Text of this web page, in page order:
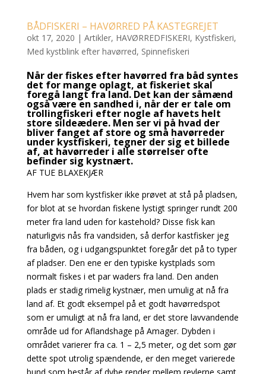
BÅDFISKERI – HAVØRRED PÅ KASTEGREJET
okt 17, 2020 | Artikler, HAVØRREDFISKERI, Kystfiskeri,
Med kystblink efter havørred, Spinnefiskeri
Når der fiskes efter havørred fra båd syntes
det for mange oplagt, at fiskeriet skal
foregå langt fra land. Det kan der såmænd
også være en sandhed i, når der er tale om
trollingfiskeri efter nogle af havets helt
store sildeædere. Men ser vi på hvad der
bliver fanget af store og små havørreder
under kystfiskeri, tegner der sig et billede
af, at havørreder i alle størrelser ofte
befinder sig kystnært.
AF TUE BLAXEKJÆR
Hvem har som kystfisker ikke prøvet at stå på pladsen,
for blot at se hvordan fiskene lystigt springer rundt 200
meter fra land uden for kastehold? Disse fisk kan
naturligvis nås fra vandsiden, så derfor kastfisker jeg
fra båden, og i udgangspunktet foregår det på to typer
af pladser. Den ene er den typiske kystplads som
normalt fiskes i et par waders fra land. Den anden
plads er stadig rimelig kystnær, men umulig at nå fra
land af. Et godt eksempel på et godt havørredspot
som er umuligt at nå fra land, er det store lavvandende
område ud for Aflandshage på Amager. Dybden i
området varierer fra ca. 1 – 2,5 meter, og det som gør
dette spot utrolig spændende, er den meget varierede